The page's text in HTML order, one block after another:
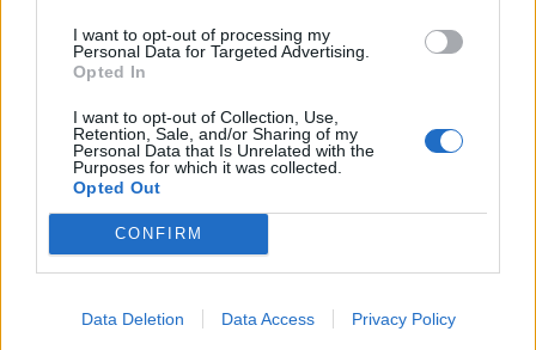
I want to opt-out of processing my
Personal Data for Targeted Advertising.
Opted In
I want to opt-out of Collection, Use,
Retention, Sale, and/or Sharing of my
Personal Data that Is Unrelated with the
Purposes for which it was collected.
Opted Out
CONFIRM
Data Deletion Data Access Privacy Policy
Moji Mediji d.o.o.
dolenjskainfo.com•ljubljanainfo.com •gorenjskainfo.com
Vse pravice pridržane © 2026
Tematike
Lokalno
Svet